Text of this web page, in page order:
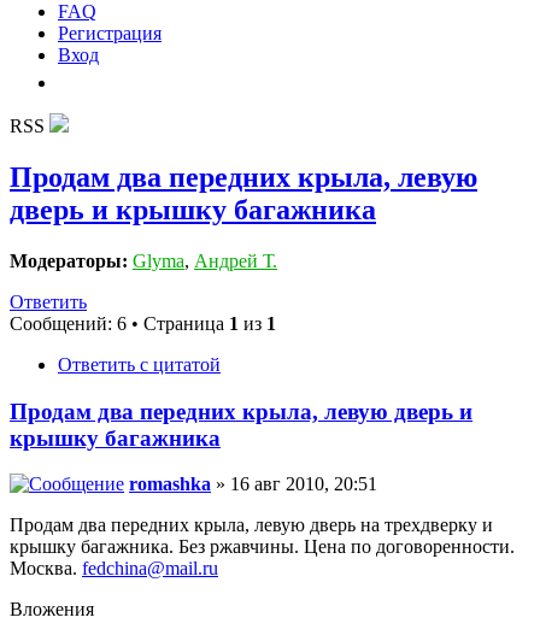
FAQ
Регистрация
Вход
RSS
Продам два передних крыла, левую
дверь и крышку багажника
Модераторы: Glyma, Андрей Т.
Ответить
Сообщений: 6 • Страница 1 из 1
Ответить с цитатой
Продам два передних крыла, левую дверь и
крышку багажника
romashka » 16 авг 2010, 20:51
Продам два передних крыла, левую дверь на трехдверку и
крышку багажника. Без ржавчины. Цена по договоренности.
Москва. fedchina@mail.ru
Вложения